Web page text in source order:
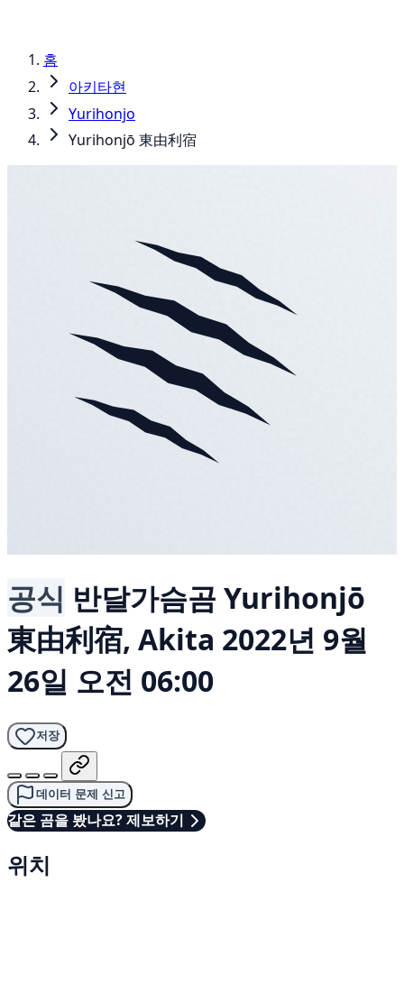
홈
아키타현
Yurihonjo
Yurihonjō 東由利宿
공식 반달가슴곰 Yurihonjō
東由利宿, Akita 2022년 9월
26일 오전 06:00
저장
데이터 문제 신고
같은 곰을 봤나요? 제보하기
위치